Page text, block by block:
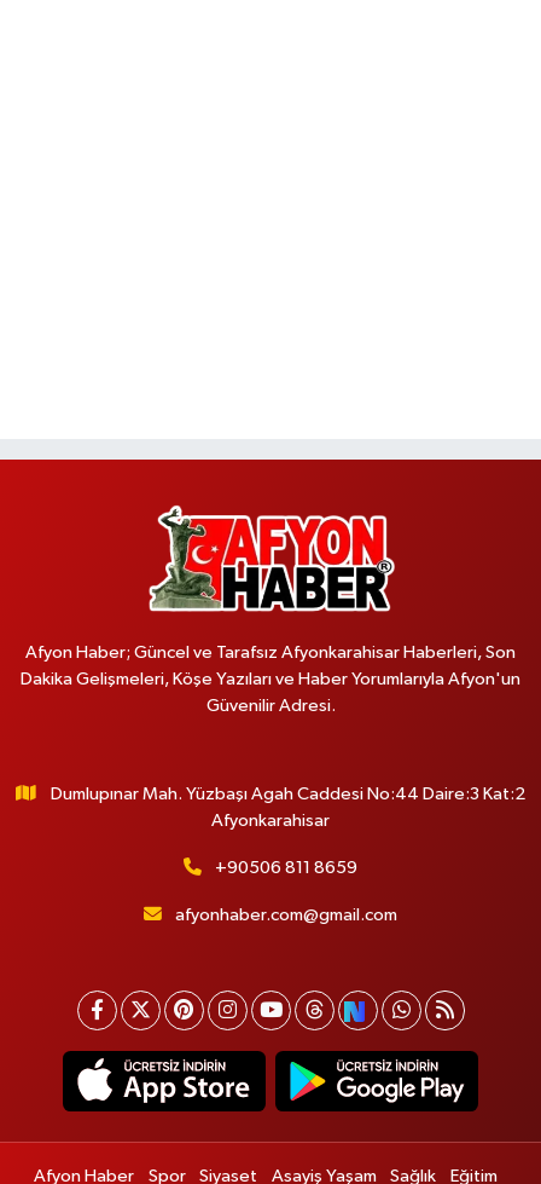
Afyon Haber; Güncel ve Tarafsız Afyonkarahisar Haberleri, Son
Dakika Gelişmeleri, Köşe Yazıları ve Haber Yorumlarıyla Afyon'un
Güvenilir Adresi.
Dumlupınar Mah. Yüzbaşı Agah Caddesi No:44 Daire:3 Kat:2
Afyonkarahisar
+90506 811 8659
afyonhaber.com@gmail.com
Afyon Haber Spor Siyaset Asayiş Yaşam Sağlık Eğitim